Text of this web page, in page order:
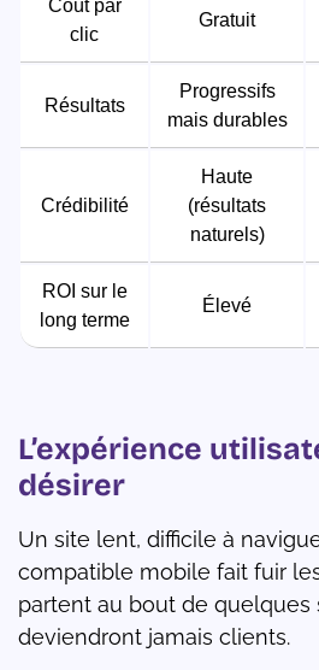
Coût par
clic
Gratuit
Résultats
Progressifs
mais durables
Crédibilité
Haute
(résultats
naturels)
ROI sur le
long terme
Élevé
L’expérience
désirer
Un site lent, difficile à
compatible mobile fait fuir les
partent au bout de quelques
deviendront jamais clients.